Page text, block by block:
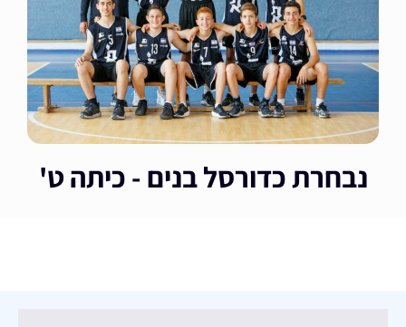
נבחרת כדורסל בנים - כיתה ט'